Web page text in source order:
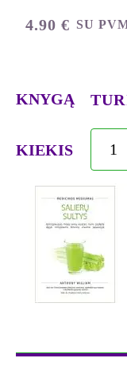
4.90 € SU
KNYGĄ
KIEKIS
produkto
kiekis:
SULTYS.